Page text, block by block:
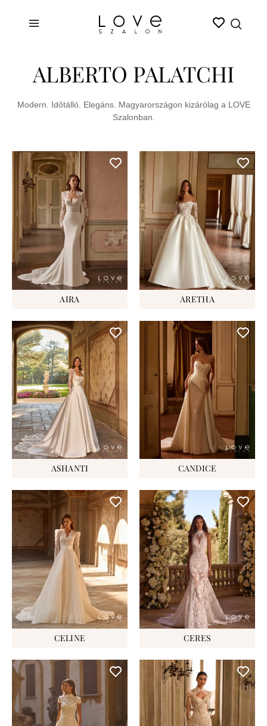
ALBERTO PALATCHI
Modern. Időtálló. Elegáns. Magyarországon kizárólag a LOVE
Szalonban.
AIRA ARETHA
ASHANTI CANDICE
CELINE CERES